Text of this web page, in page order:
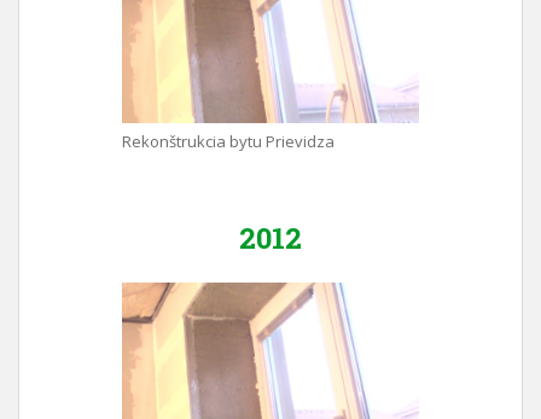
Rekonštrukcia bytu Prievidza
2012